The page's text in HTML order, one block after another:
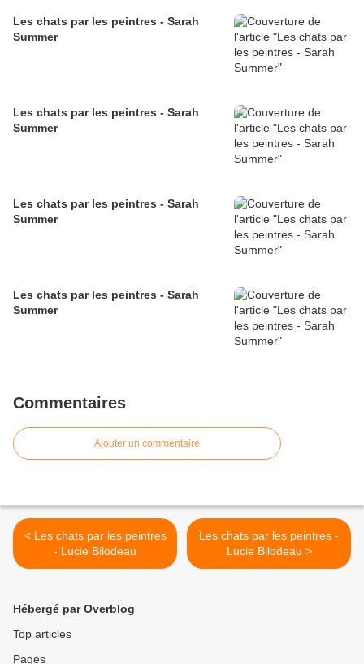
Les chats par les peintres - Sarah
Summer
Les chats par les peintres - Sarah
Summer
Les chats par les peintres - Sarah
Summer
Les chats par les peintres - Sarah
Summer
Commentaires
Ajouter un commentaire
< Les chats par les peintres
- Lucie Bilodeau
Les chats par les peintres -
Lucie Bilodeau >
Hébergé par Overblog
Top articles
Pages